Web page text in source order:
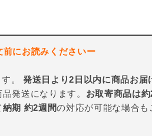
前にお読みくださいー
。 発送日より2日以内に商品お届
発送になります。 お取寄商品は
納期 約2週間の対応が可能な場合も